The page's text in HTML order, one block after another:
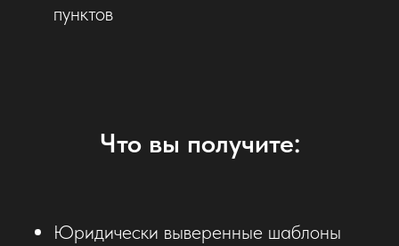
пунктов
Что вы получите:
Юридически выверенные шаблоны